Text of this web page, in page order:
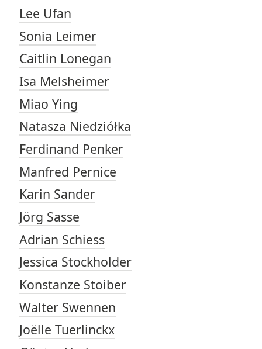
Lee Ufan
Sonia Leimer
Caitlin Lonegan
Isa Melsheimer
Miao Ying
Natasza Niedziółka
Ferdinand Penker
Manfred Pernice
Karin Sander
Jörg Sasse
Adrian Schiess
Jessica Stockholder
Konstanze Stoiber
Walter Swennen
Joëlle Tuerlinckx